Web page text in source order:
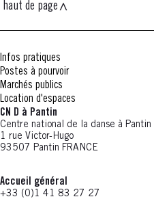
haut de page
Infos pratiques
Postes à pourvoir
Marchés publics
Location d'espaces
CN D à Pantin
Centre national de la danse à Pantin
1 rue Victor-Hugo
93507 Pantin FRANCE
Accueil général
+33 (0)1 41 83 27 27